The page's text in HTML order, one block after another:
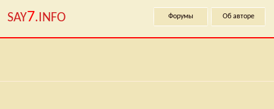
SAY7.INFO Форумы Об авторе